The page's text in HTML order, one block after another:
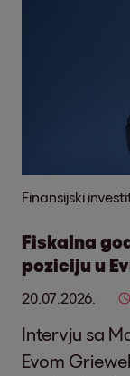
Finansijski
Fiskalna
poziciju u
20.07.2026.
Intervju sa
Evom